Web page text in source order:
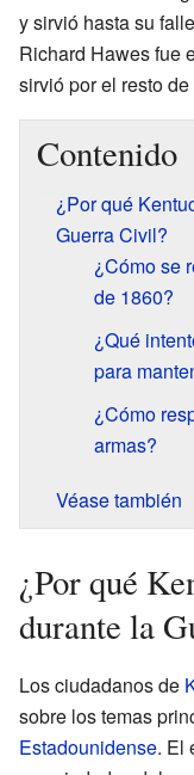
y sirvió hasta su
Richard Hawes fue
sirvió por el resto
Contenido
¿Por qué
Guerra Civil?
¿Cómo se
de 1860?
¿Qué
para
¿Cómo
armas?
Véase también
¿Por qué
durante la
Los ciudadanos de
sobre los temas
Estadounidense. El